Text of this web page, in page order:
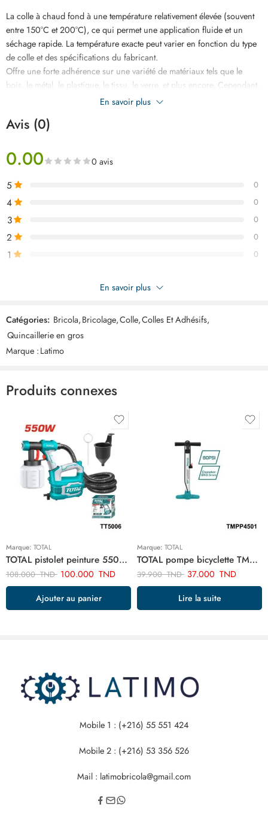
La colle à chaud fond à une température relativement élevée (souvent
entre 150°C et 200°C), ce qui permet une application fluide et un
séchage rapide. La température exacte peut varier en fonction du type
de colle et des spécifications du fabricant.
Offre une forte adhérence sur une variété de matériaux tels que le
bois, le métal, le plastique, le tissu, le verre, et plus encore. Cependant,
l’adhérence peut varier en fonction du matériau et des conditions
En savoir plus
Avis (0)
0.00 0 avis
5 0
4 0
3 0
2 0
1 0
Soyez le premier à donner votre avis sur “Colle à chaud 01kg
ART06987”
Commentaires
Il n'y a pas encore de critiques.
En savoir plus
Catégories: Bricola,Bricolage,Colle,Colles Et Adhésifs,
Quincaillerie en gros
Marque :Latimo
Produits connexes
Marque: TOTAL
TOTAL pistolet peinture 550w TT5006
108.000TND 100.000 TND
Ajouter au panier
Marque: TOTAL
TOTAL pompe bicyclette TMPP4501
39.900TND 37.000 TND
Lire la suite
Mobile 1 : (+216) 55 551 424
Mobile 2 : (+216) 53 356 526
Mail : latimobricola@gmail.com